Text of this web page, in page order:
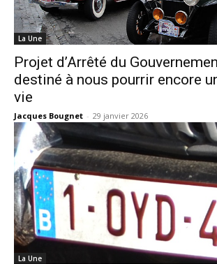
La Une
Projet d’Arrêté du
destiné à nous pourrir encore
vie
Jacques Bougnet - 29 janvier 2026
La Une